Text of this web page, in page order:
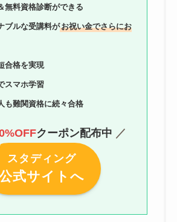
無料資格診断ができる
ブルな受講料がお祝い金でさらにお
合格を実現
スマホ学習
も難関資格に続々合格
%OFFクーポン配布中 ／
スタディング
式サイトへ